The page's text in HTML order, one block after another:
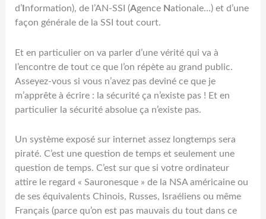
d’ nformation), de l’AN-SSI (Agence Nationale…) et d’une
façon générale de la SSI tout court.
Et en particulier on va parler d’une vérité qui va à
l’encontre de tout ce que l’on répète au grand public.
Asseyez-vous si vous n’avez pas deviné ce que je
m’apprête à écrire : la sécurité ça n’existe pas ! Et en
particulier la sécurité absolue ça n’existe pas.
Un système exposé sur internet assez longtemps sera
piraté. C’est une question de temps et seulement une
question de temps. C’est sur que si votre ordinateur
attire le regard « Sauronesque » de la NSA américaine ou
de ses équivalents Chinois, Russes, Israéliens ou même
Français (parce qu’on est pas mauvais du tout dans ce